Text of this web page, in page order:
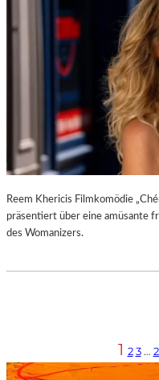
Reem Khericis Filmkomödie
präsentiert über eine amüsante
des Womanizers.
1 2 3 …